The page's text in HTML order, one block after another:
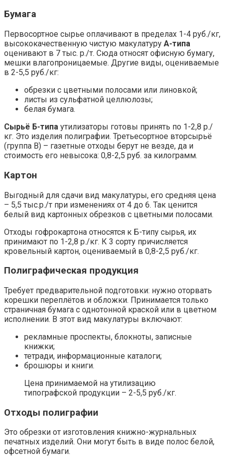
Бумага
Первосортное сырье оплачивают в пределах 1-4 руб./кг,
высококачественную чистую макулатуру А-типа
оценивают в 7 тыс. р./т. Сюда относят офисную бумагу,
мешки влагопроницаемые. Другие виды, оцениваемые
в 2-5,5 руб./кг:
обрезки с цветными полосами или линовкой;
листы из сульфатной целлюлозы;
белая бумага.
Сырьё Б-типа утилизаторы готовы принять по 1-2,8 р./
кг. Это изделия полиграфии. Третьесортное вторсырьё
(группа В) – газетные отходы берут не везде, да и
стоимость его невысока: 0,8-2,5 руб. за килограмм.
Картон
Выгодный для сдачи вид макулатуры, его средняя цена
– 5,5 тыс.р./т при изменениях от 4 до 6. Так ценится
белый вид картонных обрезков с цветными полосами.
Отходы гофрокартона относятся к Б-типу сырья, их
принимают по 1-2,8 р./кг. К 3 сорту причисляется
кровельный картон, оцениваемый в 0,8-2,5 руб./кг.
Полиграфическая продукция
Требует предварительной подготовки: нужно оторвать
корешки переплётов и обложки. Принимается только
страничная бумага с однотонной краской или в цветном
исполнении. В этот вид макулатуры включают:
рекламные проспекты, блокноты, записные
книжки;
тетради, информационные каталоги;
брошюры и книги.
Цена принимаемой на утилизацию
типографской продукции – 2-5,5 руб./кг.
Отходы полиграфии
Это обрезки от изготовления книжно-журнальных
печатных изделий. Они могут быть в виде полос белой,
офсетной бумаги.